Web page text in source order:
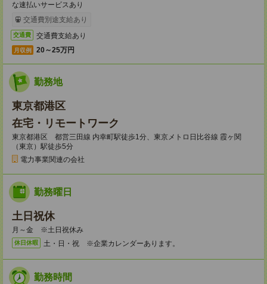
な速払いサービスあり
交通費別途支給あり
交通費 交通費支給あり
月収例 20～25万円
勤務地
東京都港区
在宅・リモートワーク
東京都港区 都営三田線 内幸町駅徒歩1分、東京メトロ日比谷線 霞ヶ関
（東京）駅徒歩5分
電力事業関連の会社
勤務曜日
土日祝休
月～金 ※土日祝休み
休日休暇 土・日・祝 ※企業カレンダーあります。
勤務時間